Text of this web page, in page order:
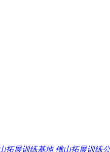
拓展训练基地 佛山拓展训练